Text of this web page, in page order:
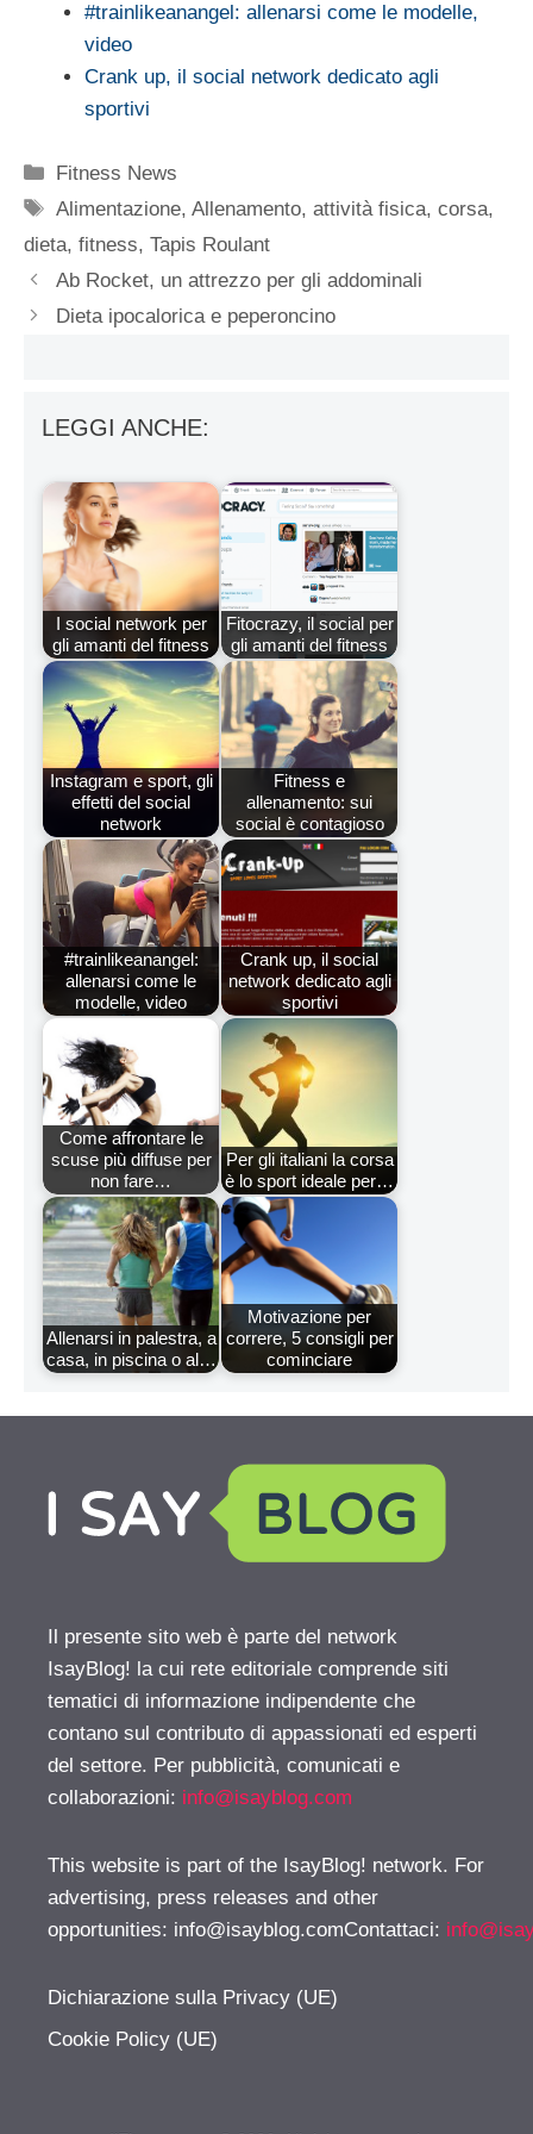
#trainlikeanangel: allenarsi come le modelle,
video
Crank up, il social network dedicato agli
sportivi
Categorie
Fitness News
Tag
Alimentazione,Allenamento,attività fisica,corsa,
dieta, fitness, Tapis Roulant
Ab Rocket, un attrezzo per gli addominali
Dieta ipocalorica e peperoncino
LEGGI ANCHE:
I social network per
gli amanti del fitness
Fitocrazy, il social per
gli amanti del fitness
Instagram e sport, gli
effetti del social
network
Fitness e
allenamento: sui
social è contagioso
#trainlikeanangel:
allenarsi come le
modelle, video
Crank up, il social
network dedicato agli
sportivi
Come affrontare le
scuse più diffuse per
non fare…
Per gli italiani la corsa
è lo sport ideale per…
Allenarsi in palestra, a
casa, in piscina o al…
Motivazione per
correre, 5 consigli per
cominciare
Il presente sito web è parte del network
IsayBlog! la cui rete editoriale comprende siti
tematici di informazione indipendente che
contano sul contributo di appassionati ed esperti
del settore. Per pubblicità, comunicati e
collaborazioni: info@isayblog.com
This website is part of the IsayBlog! network. For
advertising, press releases and other
opportunities: info@isayblog.comContattaci:
Dichiarazione sulla Privacy (UE)
Cookie Policy (UE)